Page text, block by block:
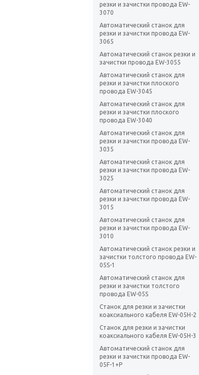
резки и зачистки провода EW-
3070
Автоматический станок для
резки и зачистки провода EW-
3065
Автоматический станок резки и
зачистки провода EW-3055
Автоматический станок для
резки и зачистки плоского
провода EW-3045
Автоматический станок для
резки и зачистки плоского
провода EW-3040
Автоматический станок для
резки и зачистки провода EW-
3035
Автоматический станок для
резки и зачистки провода EW-
3025
Автоматический станок для
резки и зачистки провода EW-
3015
Автоматический станок для
резки и зачистки провода EW-
3010
Автоматический станок резки и
зачистки толстого провода EW-
05S-1
Автоматический станок для
резки и зачистки толстого
провода EW-05S
Станок для резки и зачистки
коаксиального кабеля EW-05H-2
Станок для резки и зачистки
коаксиального кабеля EW-05H-3
Автоматический станок для
резки и зачистки провода EW-
05F-1+P